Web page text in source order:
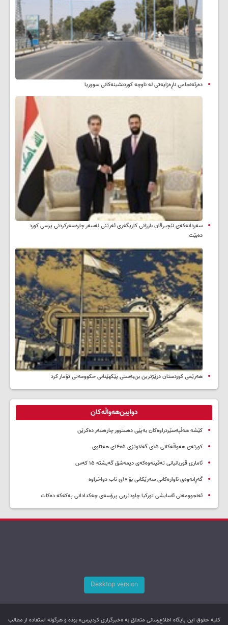
دەرئەنجامی ناڕەزایەتی لە ناوچە کوردنشینەکانی سووریا
سه‌ردانه‌کەی نێچیرڤان بارزانی كاریگه‌ری ئه‌رێنی له‌سه‌ر چاره‌سه‌ركردنی پرسی كورد
ده‌بێت
هەرێمی کوردستان درێژترین بن‌بەستی پێکهێنانی حکوومەتی تۆمار کرد
دوایین‌هەواڵەکان
کێشە هەڵپەسێردراوەکان بەپێی دەستوور چارەسەر دەکرێن
کورتەی هەواڵەکانی ۱۵ی گەلاوێژی ۱۴۰۵ی هەتاوی
ئاماری قوربانیانی تەقینەوەکەی دیمەشق گەیشتە ۱۵ کەس
گەڕانەوەی ئاوارەکانی سەرێکانی بۆ ۱۰ی ئاب دواخراوە
ئەنجوومەنی ئاسایشی تورکیا چاودێریی پرۆسەی چەکدادانی پەکەکە دەکات
Desktop version
کليه حقوق اين پایگاه اطلاع‌رسانی متعلق به «خبرگزاری کردپرس» بوده و هرگونه استفاده از مطالب